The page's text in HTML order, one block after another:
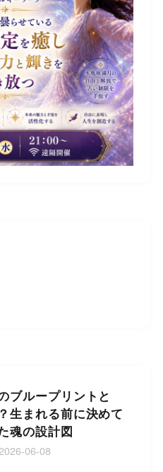
ブループリントと
生まれる前に決めて
魂の設計図
06-08